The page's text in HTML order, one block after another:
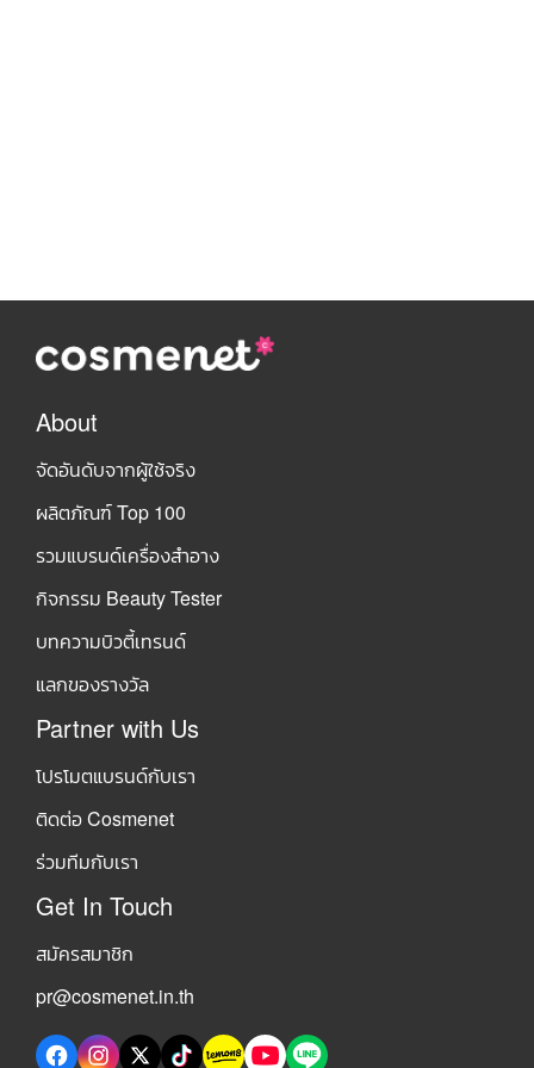
About
จัดอันดับจากผู้ใช้จริง
ผลิตภัณฑ์ Top 100
รวมแบรนด์เครื่องสำอาง
กิจกรรม Beauty Tester
บทความบิวตี้เทรนด์
แลกของรางวัล
Partner with Us
โปรโมตแบรนด์กับเรา
ติดต่อ Cosmenet
ร่วมทีมกับเรา
Get In Touch
สมัครสมาชิก
pr@cosmenet.in.th